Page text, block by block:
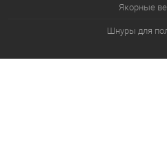
Якорные
Шнуры для